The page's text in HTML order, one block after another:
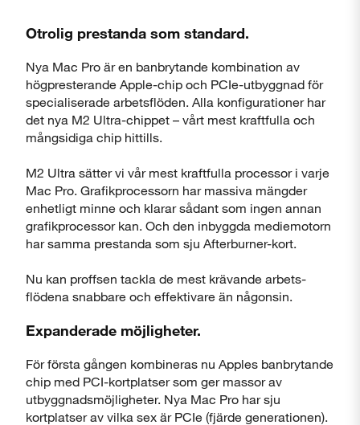
Otrolig prestanda som standard.
Nya Mac Pro är en banbrytande kombination av
högpresterande Apple-chip och PCIe-utbyggnad för
specialiserade arbetsflöden. Alla konfigurationer har
det nya M2 Ultra-chippet – vårt mest kraftfulla och
mångsidiga chip hittills.
M2 Ultra sätter vi vår mest kraftfulla processor i varje
Mac Pro. Grafik­processorn har massiva mängder
enhetligt minne och klarar sådant som ingen annan
grafik­processor kan. Och den inbyggda mediemotorn
har samma prestanda som sju Afterburner-kort.
Nu kan proffsen tackla de mest krävande arbets­
flödena snabbare och effektivare än någonsin.
Expanderade möjligheter.
För första gången kombineras nu Apples banbrytande
chip med PCI-kortplatser som ger massor av
utbyggnads­möjligheter. Nya Mac Pro har sju
kortplatser av vilka sex är PCIe (fjärde generationen).
Stäng